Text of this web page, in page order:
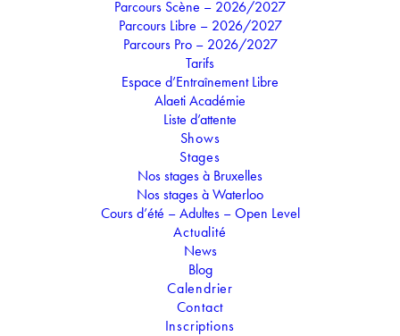
Parcours Scène – 2026/2027
Parcours Libre – 2026/2027
Parcours Pro – 2026/2027
Tarifs
Espace d’Entraînement Libre
Alaeti Académie
Liste d’attente
Shows
Stages
Nos stages à Bruxelles
Nos stages à Waterloo
Cours d’été – Adultes – Open Level
Actualité
News
Blog
Calendrier
Contact
Inscriptions
Mix Cardio Dance
Nothing Found